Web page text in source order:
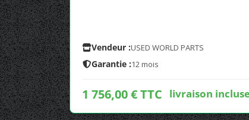
Vendeur :USED WORLD PARTS
Garantie :12 mois
1 756,00 € TTC livraison